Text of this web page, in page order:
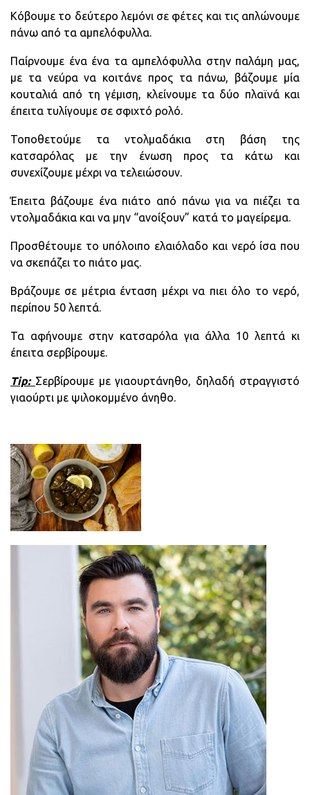
Κόβουμε το δεύτερο λεμόνι σε φέτες και τις απλώνουμε
πάνω από τα αμπελόφυλλα.
Παίρνουμε ένα ένα τα αμπελόφυλλα στην παλάμη μας,
με τα νεύρα να κοιτάνε προς τα πάνω, βάζουμε μία
κουταλιά από τη γέμιση, κλείνουμε τα δύο πλαϊνά και
έπειτα τυλίγουμε σε σφιχτό ρολό.
Τοποθετούμε τα ντολμαδάκια στη βάση της
κατσαρόλας με την ένωση προς τα κάτω και
συνεχίζουμε μέχρι να τελειώσουν.
Έπειτα βάζουμε ένα πιάτο από πάνω για να πιέζει τα
ντολμαδάκια και να μην “ανοίξουν” κατά το μαγείρεμα.
Προσθέτουμε το υπόλοιπο ελαιόλαδο και νερό ίσα που
να σκεπάζει το πιάτο μας.
Βράζουμε σε μέτρια ένταση μέχρι να πιει όλο το νερό,
περίπου 50 λεπτά.
Τα αφήνουμε στην κατσαρόλα για άλλα 10 λεπτά κι
έπειτα σερβίρουμε.
Tip: Σερβίρουμε με γιαουρτάνηθο, δηλαδή στραγγιστό
γιαούρτι με ψιλοκομμένο άνηθο.